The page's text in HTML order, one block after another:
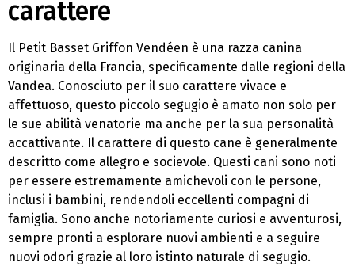
carattere
Il Petit Basset Griffon Vendéen è una razza canina
originaria della Francia, specificamente dalle regioni della
Vandea. Conosciuto per il suo carattere vivace e
affettuoso, questo piccolo segugio è amato non solo per
le sue abilità venatorie ma anche per la sua personalità
accattivante. Il carattere di questo cane è generalmente
descritto come allegro e socievole. Questi cani sono noti
per essere estremamente amichevoli con le persone,
inclusi i bambini, rendendoli eccellenti compagni di
famiglia. Sono anche notoriamente curiosi e avventurosi,
sempre pronti a esplorare nuovi ambienti e a seguire
nuovi odori grazie al loro istinto naturale di segugio.